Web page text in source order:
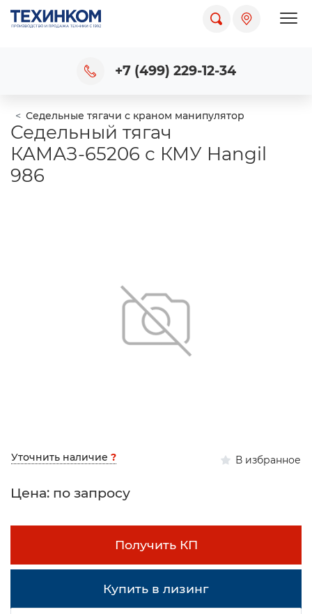
+7 (499) 229-12-34
Седельные тягачи с краном манипулятор
Седельный тягач
КАМАЗ-65206 с КМУ Hangil
986
Уточнить наличие ? В избранное
Цена: по запросу
Получить КП
Купить в лизинг